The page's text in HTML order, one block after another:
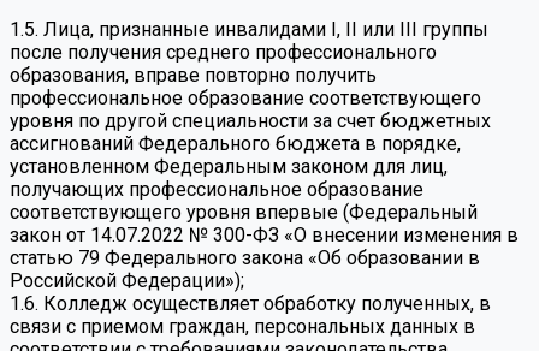
1.5. Лица, признанные инвалидами I, II или III группы
после получения среднего профессионального
образования, вправе повторно получить
профессиональное образование соответствующего
уровня по другой специальности за счет бюджетных
ассигнований Федерального бюджета в порядке,
установленном Федеральным законом для лиц,
получающих профессиональное образование
соответствующего уровня впервые (Федеральный
закон от 14.07.2022 № 300-ФЗ «О внесении изменения в
статью 79 Федерального закона «Об образовании в
Российской Федерации»);
1.6. Колледж осуществляет обработку полученных, в
связи с приемом граждан, персональных данных в